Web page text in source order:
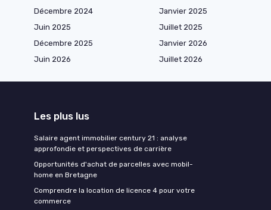
Décembre 2024
Janvier 2025
Juin 2025
Juillet 2025
Décembre 2025
Janvier 2026
Juin 2026
Juillet 2026
Les plus lus
Salaire agent immobilier century 21 : analyse
approfondie et perspectives de carrière
Opportunités d'achat de parcelles avec mobil-
home en Bretagne
Comprendre la location de licence 4 pour votre
commerce